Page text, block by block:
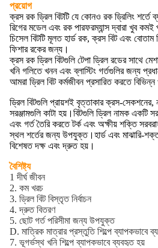
প্রয়োগ
ক্রস রক ড্রিল বিটটি যে কোনও রক ড্রিলিং শর্তে
রিগের মডেল এবং রক পারফরম্যান্স দ্বারা খুব
চিসেল বিটটি মূলত হার্ড রক, ক্রস বিট এবং
ফিশার রকের জন্য।
ক্রস রক ড্রিল বিটগুলি টেপা ড্রিল রডের সাথে
খনি গলিতে খনন এবং ব্লাস্টিং গর্তগুলির জন্য
আমরা ড্রিল বিট কর্মজীবন প্রসারিত করতে
ড্রিল বিটগুলি প্রায়শই বৃত্তাকার ক্রস-সেকশনের,
সরঞ্জামগুলি কাটা হয়।বিটগুলি ড্রিল নামক একটি
এবং গর্ত তৈরি করতে টর্ক এবং অক্ষীয় শক্তি
স্থল শর্তের জন্য উপযুক্ত।হার্ড এবং মাঝারি-
বিশেষত দক্ষ এবং দ্রুত হয়।
বৈশিষ্ট্য
1 দীর্ঘ জীবন
2. কম খরচ
3. ড্রিল বিট বিস্তৃত নির্বাচন
4. দ্রুত বিতরণ
5. ছোট গর্ত পরিসীমা জন্য উপযুক্ত
D. মাত্রিক মাত্রার প্রস্তুতি শিল্পে ব্যাপকভাবে
7. ভূগর্ভস্থ খনি শিল্পে ব্যাপকভাবে ব্যবহৃত হয়